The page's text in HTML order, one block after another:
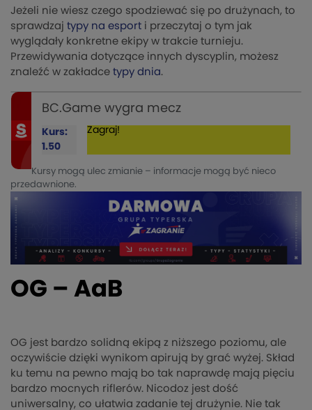
Jeżeli nie wiesz czego spodziewać się po drużynach, to
sprawdzaj typy na esport i przeczytaj o tym jak
wyglądały konkretne ekipy w trakcie turnieju.
Przewidywania dotyczące innych dyscyplin, możesz
znaleźć w zakładce typy dnia.
BC.Game wygra mecz
Kurs:
1.50
Zagraj!
Kursy mogą ulec zmianie – informacje mogą być nieco
przedawnione.
OG – AaB
OG jest bardzo solidną ekipą z niższego poziomu, ale
oczywiście dzięki wynikom apirują by grać wyżej. Skład
ku temu na pewno mają bo tak naprawdę mają pięciu
bardzo mocnych riflerów. Nicodoz jest dość
uniwersalny, co ułatwia zadanie tej drużynie. Nie tak